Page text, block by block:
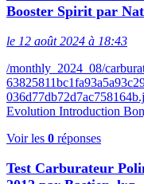
Booster Spirit par
le 12 août 2024 à 18:43
/monthly_2024_08/
Evolution Introduction
Voir les 0 réponses
Test Carburateur